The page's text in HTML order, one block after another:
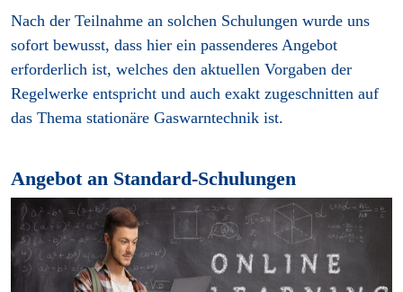
Nach der Teilnahme an solchen Schulungen wurde uns
sofort bewusst, dass hier ein passenderes Angebot
erforderlich ist, welches den aktuellen Vorgaben der
Regelwerke entspricht und auch exakt zugeschnitten auf
das Thema stationäre Gaswarntechnik ist.
Angebot an Standard-Schulungen